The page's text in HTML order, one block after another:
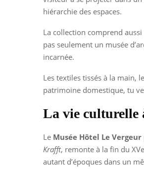
hiérarchie des espaces.
La collection comprend aussi
pas seulement un musée
incarnée.
Les textiles tissés à la main,
patrimoine domestique, tu
La vie culturelle
Le Musée Hôtel Le Vergeur
Krafft, remonte à la fin du
autant d’époques dans un